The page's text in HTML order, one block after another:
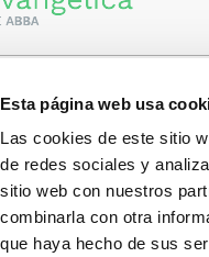
Esta página web usa
Las cookies de este sitio
de redes sociales y
sitio web con nuestros
combinarla con otra
que haya hecho de sus
calle
calles
L5) - a 6
gusto.